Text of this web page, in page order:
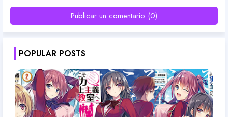
Publicar un comentario (0)
POPULAR POSTS